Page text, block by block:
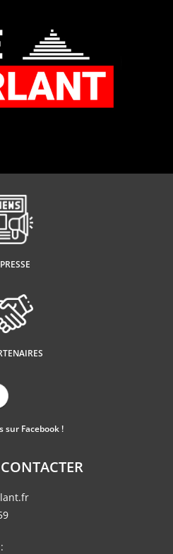
PRESSE
sur Facebook !